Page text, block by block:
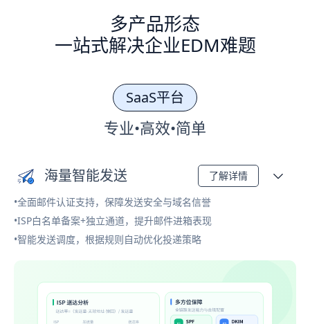
多产品形态
一站式解决企业EDM难题
SaaS平台
专业•高效•简单
海量智能发送 了解详情
•全面邮件认证支持，保障发送安全与域名信誉
•ISP白名单备案+独立通道，提升邮件进箱表现
•智能发送调度，根据规则自动优化投递策略